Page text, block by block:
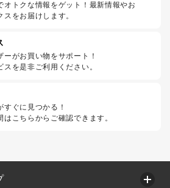
オトクな情報をゲット！最新情報やお
をお届けします。
ーがお買い物をサポート！
スを是非ご利用ください。
すぐに見つかる！
はこちらからご確認できます。